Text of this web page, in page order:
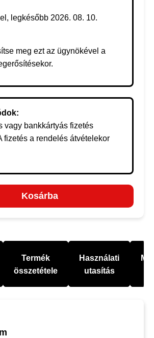
legkésőbb 2026. 08. 10.
meg ezt az ügynökével a
vagy bankkártyás fizetés
fizetés a rendelés átvételekor
Kosárba
Termék
összetétele
Használati
utasítás